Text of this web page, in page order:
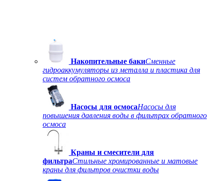
Накопительные бакиСменные
гидроаккумуляторы из металла и пластика для
систем обратного осмоса
Насосы для осмосаНасосы для
повышения давления воды в фильтрах обратного
осмоса
Краны и смесители для
фильтраСтильные хромированные и матовые
краны для фильтров очистки воды